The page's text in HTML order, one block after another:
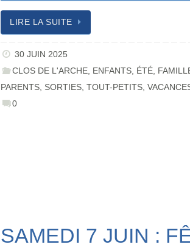
LIRE LA SUITE
30 JUIN 2025
CLOS DE L'ARCHE ENFANTS ÉTÉ
PARENTS SORTIES ,TOUT-PETITS ,
0
SAMEDI 7 JUIN :